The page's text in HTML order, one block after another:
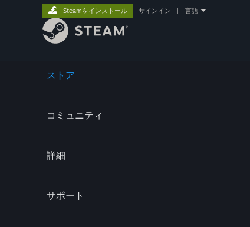
ストア
コミュニティ
詳細
サポート
Steamをインストール サインイン 言語